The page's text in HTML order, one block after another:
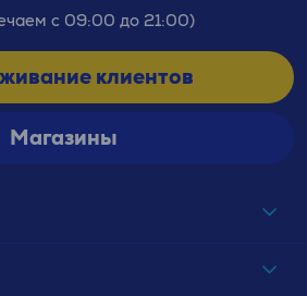
с 09:00 до 21:00)
клиентов
Магазины